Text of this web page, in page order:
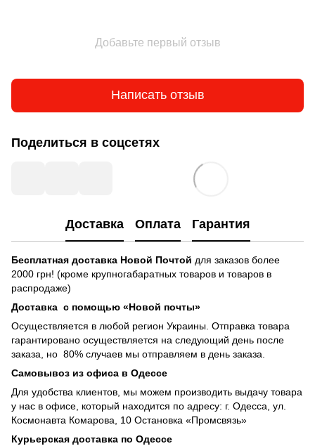
Добавьте первый отзыв
Написать отзыв
Поделиться в соцсетях
Доставка Оплата Гарантия
Бесплатная доставка Новой Почтой для заказов более
2000 грн! (кроме крупногабаратных товаров и товаров в
распродаже)
Доставка с помощью «Новой почты»
Осуществляется в любой регион Украины. Отправка товара
гарантировано осуществляется на следующий день после
заказа, но 80% случаев мы отправляем в день заказа.
Самовывоз из офиса в Одессе
Для удобства клиентов, мы можем производить выдачу товара
у нас в офисе, который находится по адресу: г. Одесса, ул.
Космонавта Комарова, 10 Остановка «Промсвязь»
Курьерская доставка по Одессе